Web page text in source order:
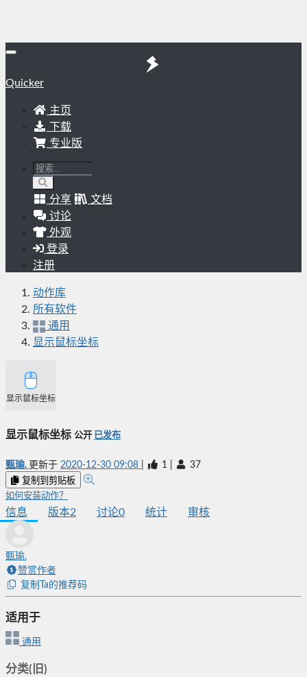
Quicker
主页
下载
专业版
分享
文档
讨论
外观
登录
注册
动作库
所有软件
通用
显示鼠标坐标
显示鼠标坐标
显示鼠标坐标 公开 已发布
甄瑜. 更新于 2020-12-30 09:08 1 37
复制到剪贴板
如何安装动作？
信息 版本2 讨论0 统计 审核
甄瑜.
赞赏作者
复制Ta的推荐码
适用于
通用
分类(旧)